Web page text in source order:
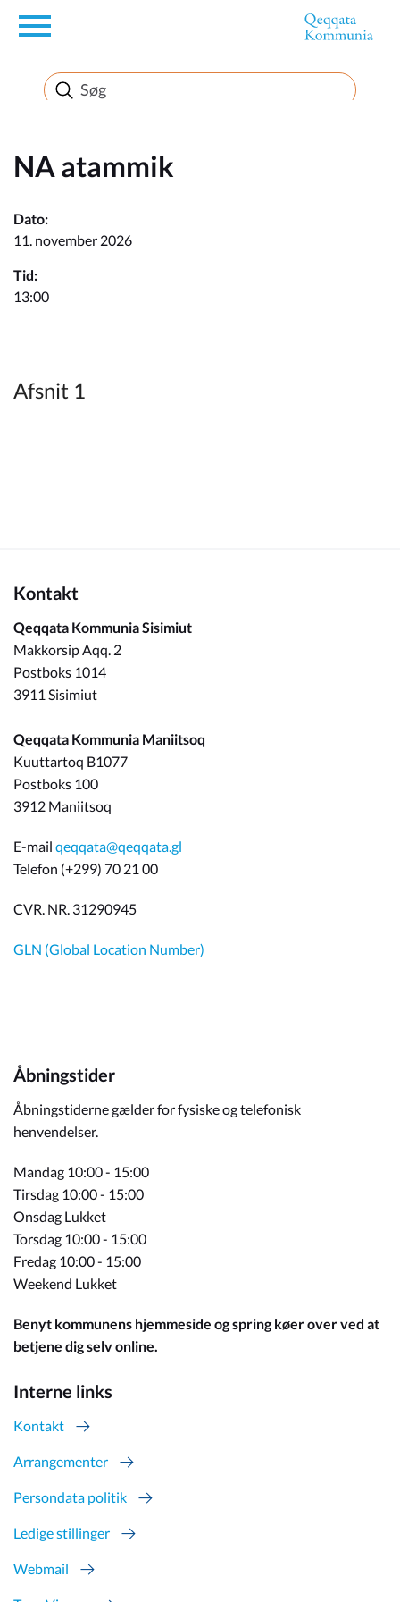
en
Borger
Erhverv
Politik
Turisme
NA atammik
Dato:
11. november 2026
Tid:
13:00
Afsnit 1
Kontakt
Qeqqata Kommunia Sisimiut
Makkorsip Aqq. 2
Postboks 1014
3911 Sisimiut
Qeqqata Kommunia Maniitsoq
Kuuttartoq B1077
Postboks 100
3912 Maniitsoq
E-mail qeqqata@qeqqata.gl
Telefon (+299) 70 21 00
CVR. NR. 31290945
GLN (Global Location Number)
Åbningstider
Åbningstiderne gælder for fysiske og telefonisk
henvendelser.
Mandag 10:00 - 15:00
Tirsdag 10:00 - 15:00
Onsdag Lukket
Torsdag 10:00 - 15:00
Fredag 10:00 - 15:00
Weekend Lukket
Benyt kommunens hjemmeside og spring køer over ved at
betjene dig selv online.
Interne links
Kontakt
Arrangementer
Persondata politik
Ledige stillinger
Webmail